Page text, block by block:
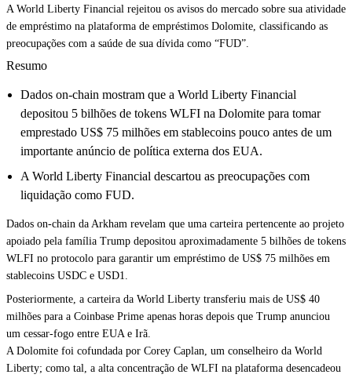
A World Liberty Financial rejeitou os avisos do mercado sobre sua atividade
de empréstimo na plataforma de empréstimos Dolomite, classificando as
preocupações com a saúde de sua dívida como “FUD”.
Resumo
Dados on-chain mostram que a World Liberty Financial
depositou 5 bilhões de tokens WLFI na Dolomite para tomar
emprestado US$ 75 milhões em stablecoins pouco antes de um
importante anúncio de política externa dos EUA.
A World Liberty Financial descartou as preocupações com
liquidação como FUD.
Dados on-chain da Arkham revelam que uma carteira pertencente ao projeto
apoiado pela família Trump depositou aproximadamente 5 bilhões de tokens
WLFI no protocolo para garantir um empréstimo de US$ 75 milhões em
stablecoins USDC e USD1.
Posteriormente, a carteira da World Liberty transferiu mais de US$ 40
milhões para a Coinbase Prime apenas horas depois que Trump anunciou
um cessar-fogo entre EUA e Irã.
A Dolomite foi cofundada por Corey Caplan, um conselheiro da World
Liberty; como tal, a alta concentração de WLFI na plataforma desencadeou